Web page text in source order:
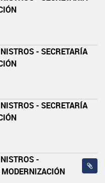
- SECRETARÍA
- SECRETARÍA
-